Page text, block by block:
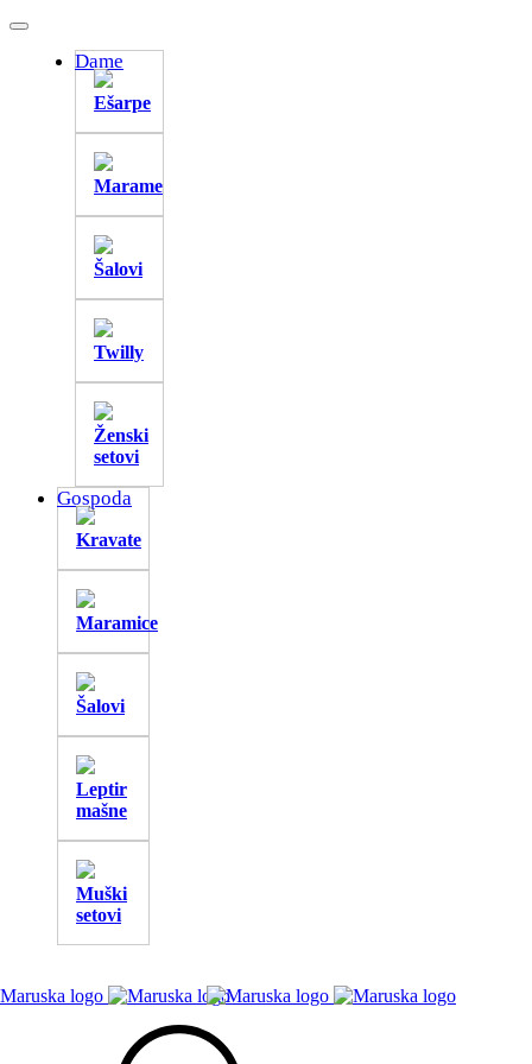
Dame
Ešarpe
Marame
Šalovi
Twilly
Ženski
setovi
Gospoda
Kravate
Maramice
Šalovi
Leptir
mašne
Muški
setovi